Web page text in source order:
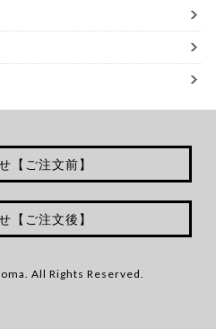
【ご注文前】
【ご注文後】
All Rights Reserved.